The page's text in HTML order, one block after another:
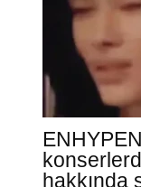
hakkında